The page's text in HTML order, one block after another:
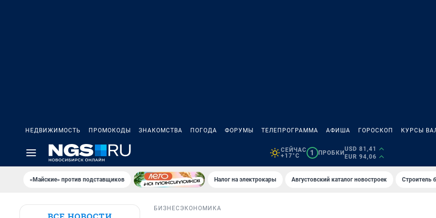
НЕДВИЖИМОСТЬ ПРОМОКОДЫ ЗНАКОМСТВА ПОГОДА ФОРУМЫ ТЕЛЕПРОГРАММА АФИША ГОРОСКОП КУРСЫ
СЕЙЧАС
+17°C
1 ПРОБКИ
USD 81,41
EUR 94,06
«Майские» против подставщиков Налог на электрокары Августовский каталог новостроек Строитель
БИЗНЕС ЭКОНОМИКА